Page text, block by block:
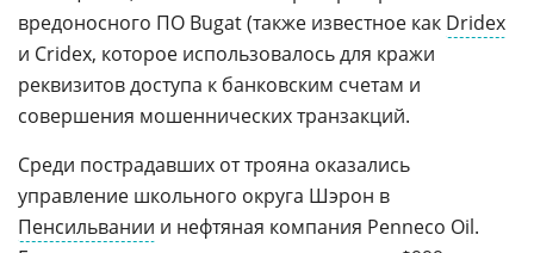
вредоносного ПО Bugat (также известное как Dridex
и Cridex, которое использовалось для кражи
реквизитов доступа к банковским счетам и
совершения мошеннических транзакций.
Среди пострадавших от трояна оказались
управление школьного округа Шэрон в
Пенсильвании и нефтяная компания Penneco Oil.